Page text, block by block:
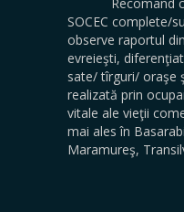
SOCEC complete/
observe raportul
evreieşti,
sate/ tîrguri/ oraşe
realizată prin
vitale ale vieţii
mai ales în
Maramureş,